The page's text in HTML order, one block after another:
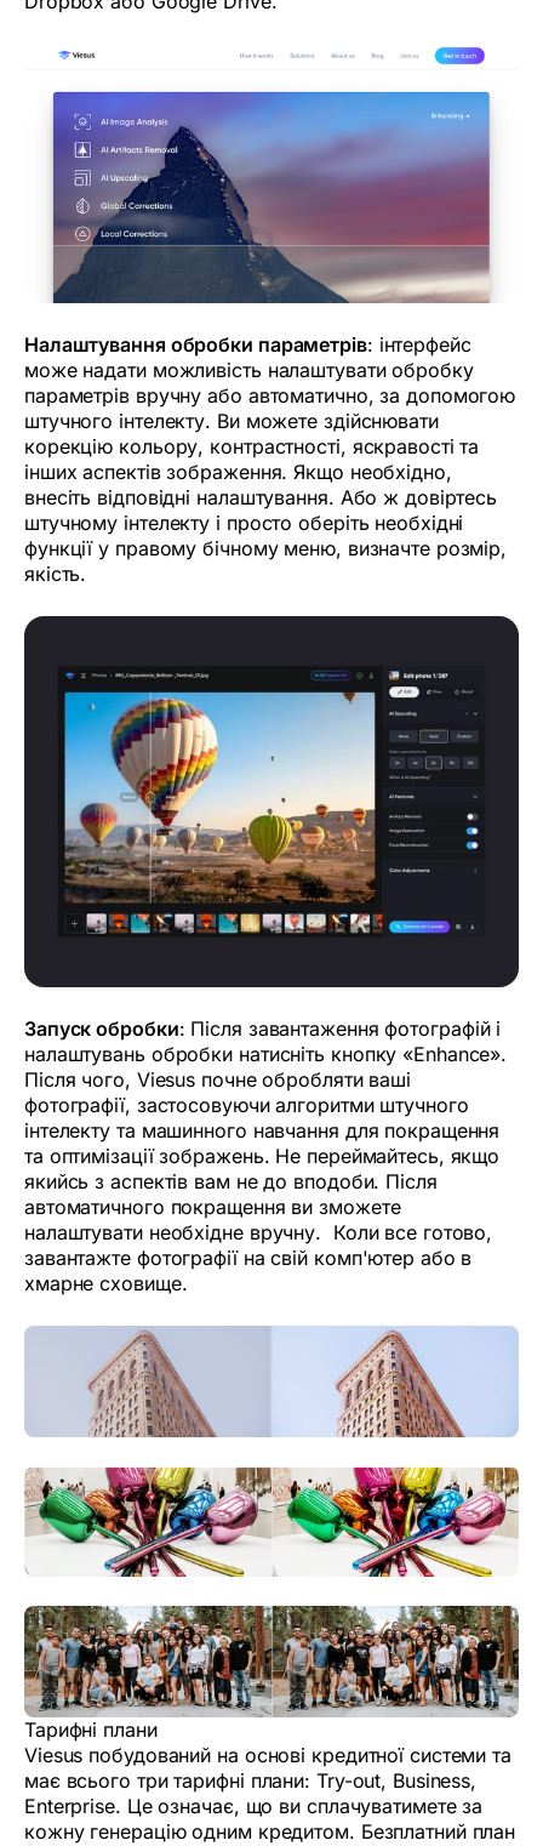
Налаштування обробки параметрів: інтерфейс
може надати можливість налаштувати обробку
параметрів вручну або автоматично, за допомогою
штучного інтелекту. Ви можете здійснювати
корекцію кольору, контрастності, яскравості та
інших аспектів зображення. Якщо необхідно,
внесіть відповідні налаштування. Або ж довіртесь
штучному інтелекту і просто оберіть необхідні
функції у правому бічному меню, визначте розмір,
якість.
Запуск обробки: Після завантаження фотографій і
налаштувань обробки натисніть кнопку «Enhance».
Після чого, Viesus почне обробляти ваші
фотографії, застосовуючи алгоритми штучного
інтелекту та машинного навчання для покращення
та оптимізації зображень. Не переймайтесь, якщо
якийсь з аспектів вам не до вподоби. Після
автоматичного покращення ви зможете
налаштувати необхідне вручну. Коли все готово,
завантажте фотографії на свій комп'ютер або в
хмарне сховище.
Тарифні плани
Viesus побудований на основі кредитної системи та
має всього три тарифні плани: Try-out, Business,
Enterprise. Це означає, що ви сплачуватимете за
кожну генерацію одним кредитом. Безплатний план